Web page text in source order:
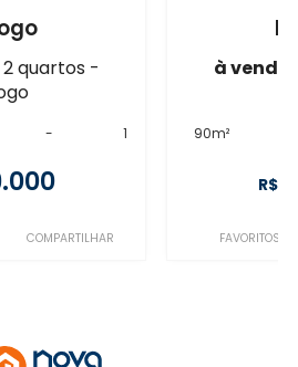
quartos -
- 1
COMPARTILHAR
à venda
90m²
R$
FAVORITOS